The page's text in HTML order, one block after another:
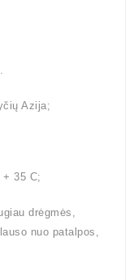
Azija;
35 C;
drėgmės,
nuo patalpos,